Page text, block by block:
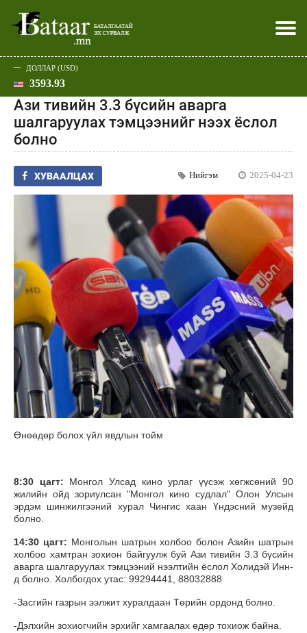
Эхлэл
Улс төр
Нийгэм
Эдийн засаг
Дэлхий
Спорт
Шар
Батаар юу хэлэв
Хэвлэл мэдээллээр
ДОЛЛАР (USD)
3593.93
Ази тивийн 3.3 бүсийн аварга
шалгаруулах тэмцээнийг нээх ёслол
болно
ХУВААЛЦАХ Нийгэм 2025-04-23
Өнөөдөр болох үйл явдлын тойм
8:30 цагт: Монгол Улсад кино урлаг үүсэж хөгжсөний 90
жилийн ойд зориулсан "Монгол кино судлал" Олон Улсын
эрдэм шинжилгээний хурал Чингис хаан Үндэсний музейд
болно.
14:30 цагт: Монголын шатрын холбоо болон Азийн шатрын
холбоо хамтран зохион байгуулж буй Ази тивийн 3.3 бүсийн
аварга шалгаруулах тэмцээний нээлтийн ёслол Холидэй Инн-
д болно. Холбогдох утас: 99294441, 88032888
-Засгийн газрын ээлжит хуралдаан Төрийн ордонд болно.
-Дэлхийн зохиогчийн эрхийг хамгаалах өдөр тохиож байна.